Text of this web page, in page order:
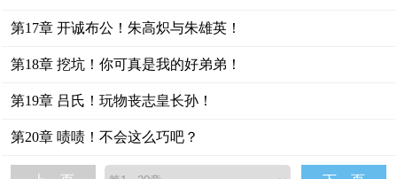
第17章 开诚布公！朱高炽与朱雄英！
第18章 挖坑！你可真是我的好弟弟！
第19章 吕氏！玩物丧志皇长孙！
第20章 啧啧！不会这么巧吧？